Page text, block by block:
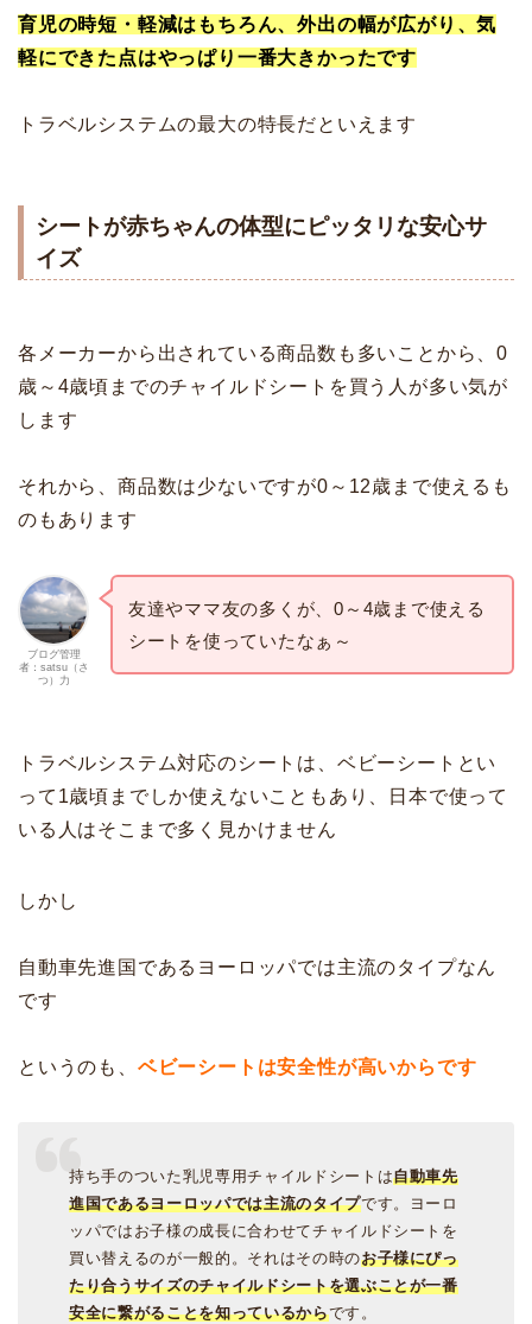
育児の時短・軽減はもちろん、外出の幅が広がり、気
軽にできた点はやっぱり一番大きかったです
トラベルシステムの最大の特長だといえます
シートが赤ちゃんの体型にピッタリな安心サ
イズ
各メーカーから出されている商品数も多いことから、0
歳～4歳頃までのチャイルドシートを買う人が多い気が
します
それから、商品数は少ないですが0～12歳まで使えるも
のもあります
ブログ管理
者：satsu（さ
つ）力
友達やママ友の多くが、0～4歳まで使える
シートを使っていたなぁ～
トラベルシステム対応のシートは、ベビーシートとい
って1歳頃までしか使えないこともあり、日本で使って
いる人はそこまで多く見かけません
しかし
自動車先進国であるヨーロッパでは主流のタイプなん
です
というのも、 ベビーシートは安全性が高いからです
持ち手のついた乳児専用チャイルドシートは自動車先
進国であるヨーロッパでは主流のタイプです。ヨーロ
ッパではお子様の成長に合わせてチャイルドシートを
買い替えるのが一般的。それはその時のお子様にぴっ
たり合うサイズのチャイルドシートを選ぶことが一番
安全に繋がることを知っているからです。